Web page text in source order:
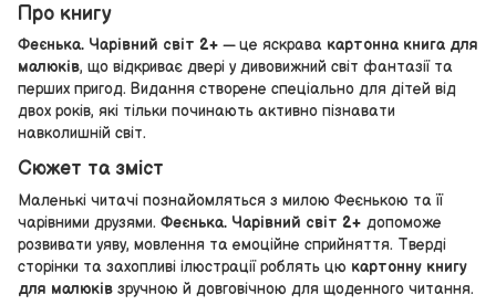
Про книгу
Феєнька. Чарівний світ 2+ — це яскрава картонна книга для
малюків, що відкриває двері у дивовижний світ фантазії та
перших пригод. Видання створене спеціально для дітей від
двох років, які тільки починають активно пізнавати
навколишній світ.
Сюжет та зміст
Маленькі читачі познайомляться з милою Феєнькою та її
чарівними друзями. Феєнька. Чарівний світ 2+ допоможе
розвивати уяву, мовлення та емоційне сприйняття. Тверді
сторінки та захопливі ілюстрації роблять цю картонну книгу
для малюків зручною й довговічною для щоденного читання.